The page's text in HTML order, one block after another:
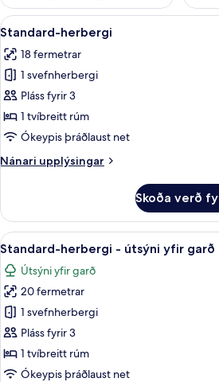
Skoða
allar
myndir
fyrir
Standard-
herbergi
1
6
Standard-herbergi
18 fermetrar
1 svefnherbergi
Pláss fyrir 3
1 tvíbreitt rúm
Ókeypis þráðlaust net
Nánari upplýsingar
Nánari
herbergi
Skoða verð
Skoða
allar
myndir
fyrir
Standard-
herbergi
-
útsýni
1
9
Standard-herbergi - útsýni yfir garð
Útsýni yfir garð
20 fermetrar
1 svefnherbergi
Pláss fyrir 3
1 tvíbreitt rúm
Ókeypis þráðlaust net